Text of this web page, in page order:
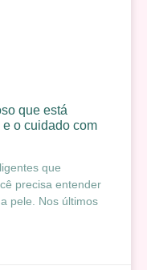
que está
o cuidado com
que
precisa entender
pele. Nos últimos